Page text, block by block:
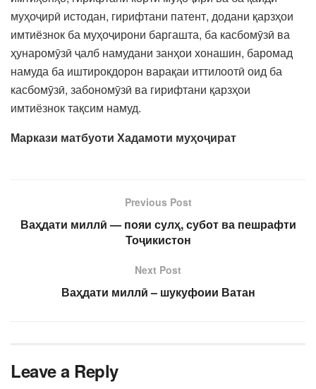
муҳоҷирӣ истодан, гирифтани патент, додани қарзҳои
имтиёзнок ба муҳоҷирони баргашта, ба касбомӯзӣ ва
ҳунаромӯзӣ ҷалб намудани занҳои хонашин, баромад
намуда ба иштирокдорон варақаи иттилоотӣ оид ба
касбомӯзӣ, забономӯзӣ ва гирифтани қарзҳои
имтиёзнок тақсим намуд.
Маркази матбуоти Хадамоти муҳоҷират
Previous Post
Ваҳдати миллӣ — пояи сулҳ, субот ва пешрафти
Тоҷикистон
Next Post
Ваҳдати миллӣ – шукуфоии Ватан
Leave a Reply